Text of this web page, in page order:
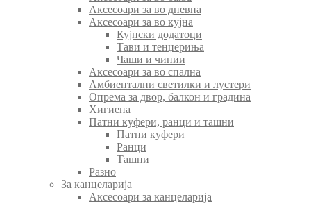
Аксесоари за во дневна
Аксесоари за во кујна
Кујнски додатоци
Тави и тенџериња
Чаши и чинии
Аксесоари за во спална
Амбиентални светилки и лустери
Опрема за двор, балкон и градина
Хигиена
Патни куфери, ранци и ташни
Патни куфери
Ранци
Ташни
Разно
За канцеларија
Аксесоари за канцеларија